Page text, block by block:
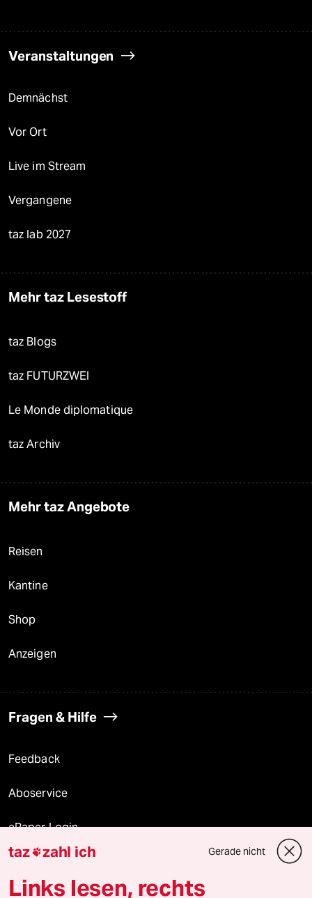
Veranstaltungen
Demnächst
Vor Ort
Live im Stream
Vergangene
taz lab 2027
Mehr taz Lesestoff
taz Blogs
taz FUTURZWEI
Le Monde diplomatique
taz Archiv
Mehr taz Angebote
Reisen
Kantine
Shop
Anzeigen
Fragen & Hilfe
Feedback
Aboservice
ePaper Login
Downloads für Abonnierende
taz zahl ich Gerade nicht
Links lesen, rechts